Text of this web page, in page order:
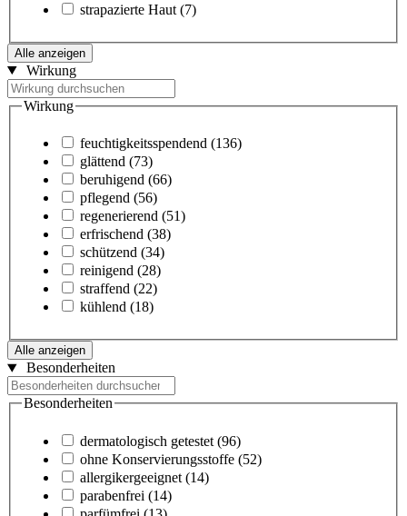
strapazierte Haut (7)
Alle anzeigen
Wirkung
Wirkung
feuchtigkeitsspendend (136)
glättend (73)
beruhigend (66)
pflegend (56)
regenerierend (51)
erfrischend (38)
schützend (34)
reinigend (28)
straffend (22)
kühlend (18)
Alle anzeigen
Besonderheiten
Besonderheiten
dermatologisch getestet (96)
ohne Konservierungsstoffe (52)
allergikergeeignet (14)
parabenfrei (14)